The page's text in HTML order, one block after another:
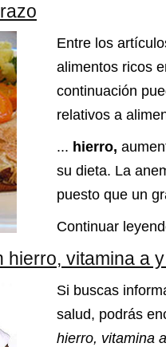
Entre los
alimentos ricos
continuación
relativos a
... hierro,
su dieta. La
puesto que un
Continuar
hierro, vitamina a
Si buscas
salud, podrás
hierro, vitamina